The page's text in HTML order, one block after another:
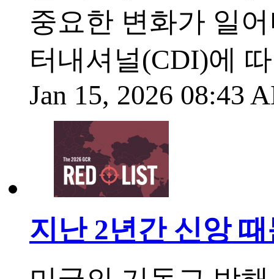
중요한 변화가 일
터내셔널(CDI)에
Jan 15, 2026 08:43
지난 2년간 신앙